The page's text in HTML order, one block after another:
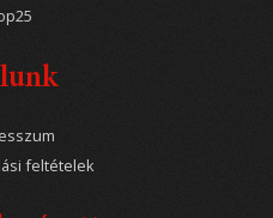
feltételek